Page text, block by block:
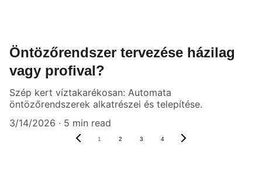
Öntözőrendszer tervezése házilag
vagy profival?
Szép kert víztakarékosan: Automata
öntözőrendszerek alkatrészei és telepítése.
3/14/2026
5 min read
1 2 3 4